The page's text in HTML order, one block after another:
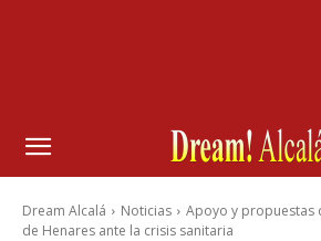
Dream Alcalá Noticias
Apoyo y propuestas
de Henares ante la crisis sanitaria